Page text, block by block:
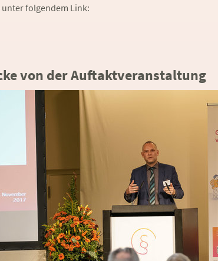
folgendem Link:
von der Auftaktveranstaltung